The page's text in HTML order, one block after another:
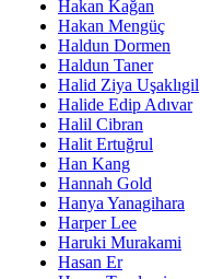
Hakan Kağan
Hakan Mengüç
Haldun Dormen
Haldun Taner
Halid Ziya Uşaklıgil
Halide Edip Adıvar
Halil Cibran
Halit Ertuğrul
Han Kang
Hannah Gold
Hanya Yanagihara
Harper Lee
Haruki Murakami
Hasan Er